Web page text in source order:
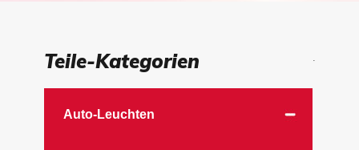
Teile-Kategorien
Auto-Leuchten
.